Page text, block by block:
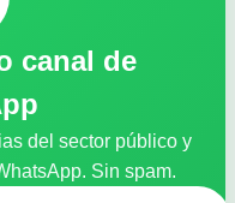
canal de
del sector público y
Sin spam.